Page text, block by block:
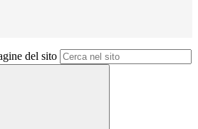
del sito